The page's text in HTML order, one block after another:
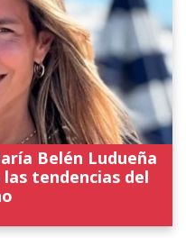
Belén Ludueña
tendencias del